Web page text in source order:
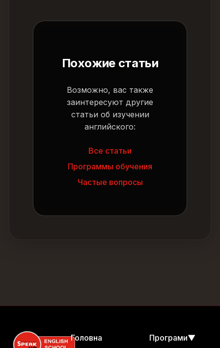
Похожие статьи
Возможно, вас также
заинтересуют другие
статьи об изучении
английского:
Все статьи
Программы обучения
Частые вопросы
Головна
Програми▼